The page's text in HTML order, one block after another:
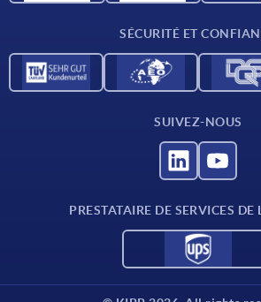
SÉCURITÉ ET
SUIVEZ-NOUS
PRESTATAIRE DE SERVICES